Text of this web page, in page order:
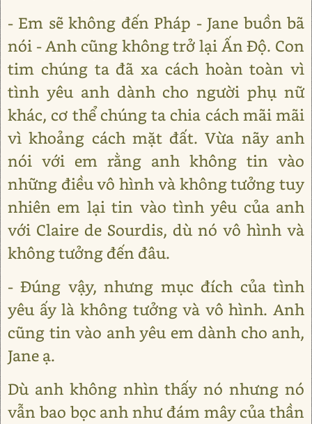
- Em sẽ không đến Pháp - Jane buồn bã
nói - Anh cũng không trở lại Ấn Độ. Con
tim chúng ta đã xa cách hoàn toàn vì
tình yêu anh dành cho người phụ nữ
khác, cơ thể chúng ta chia cách mãi mãi
vì khoảng cách mặt đất. Vừa nãy anh
nói với em rằng anh không tin vào
những điều vô hình và không tưởng tuy
nhiên em lại tin vào tình yêu của anh
với Claire de Sourdis, dù nó vô hình và
không tưởng đến đâu.
- Đúng vậy, nhưng mục đích của tình
yêu ấy là không tưởng và vô hình. Anh
cũng tin vào anh yêu em dành cho anh,
Jane ạ.
Dù anh không nhìn thấy nó nhưng nó
vẫn bao bọc anh như đám mây của thần